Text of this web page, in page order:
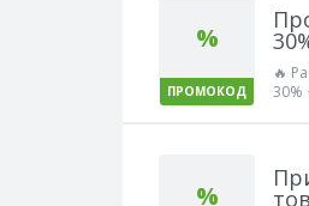
%
ПРОМОКОД
🔥
30%
%